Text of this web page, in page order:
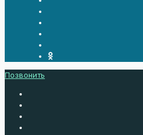
Позвонить